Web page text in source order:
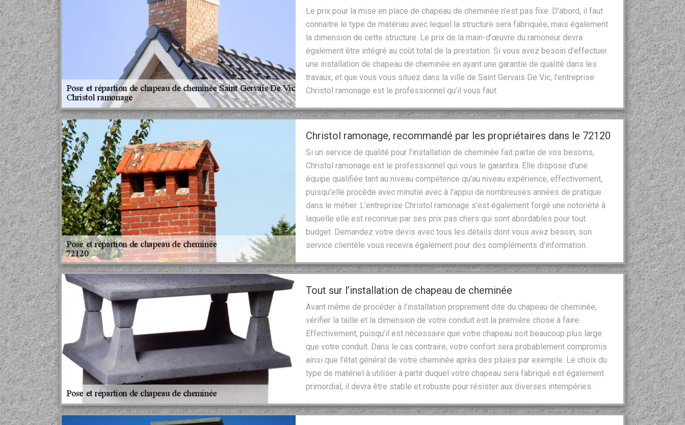
Le prix pour la mise en place de chapeau de cheminée n’est pas fixe. D’abord, il faut
connaitre le type de matériau avec lequel la structure sera fabriquée, mais également
la dimension de cette structure. Le prix de la main-d’œuvre du ramoneur devra
également être intégré au coût total de la prestation. Si vous avez besoin d’effectuer
une installation de chapeau de cheminée en ayant une garantie de qualité dans les
travaux, et que vous vous situez dans la ville de Saint Gervais De Vic, l’entreprise
Christol ramonage est le professionnel qu’il vous faut.
Christol ramonage, recommandé par les propriétaires dans le 72120
Si un service de qualité pour l’installation de cheminée fait partie de vos besoins,
Christol ramonage est le professionnel qui vous le garantira. Elle dispose d’une
équipe qualifiée tant au niveau compétence qu’au niveau expérience, effectivement,
puisqu’elle procède avec minutie avec à l’appui de nombreuses années de pratique
dans le métier. L’entreprise Christol ramonage s’est également forgé une notoriété à
laquelle elle est reconnue par ses prix pas chers qui sont abordables pour tout
budget. Demandez votre devis avec tous les détails dont vous avez besoin, son
service clientèle vous recevra également pour des compléments d’information.
Tout sur l’installation de chapeau de cheminée
Avant même de procéder à l’installation proprement dite du chapeau de cheminée,
vérifier la taille et la dimension de votre conduit est la première chose à faire.
Effectivement, puisqu’il est nécessaire que votre chapeau soit beaucoup plus large
que votre conduit. Dans le cas contraire, votre confort sera probablement compromis
ainsi que l’état général de votre cheminée après des pluies par exemple. Le choix du
type de matériel à utiliser à partir duquel votre chapeau sera fabriqué est également
primordial, il devra être stable et robuste pour résister aux diverses intempéries.